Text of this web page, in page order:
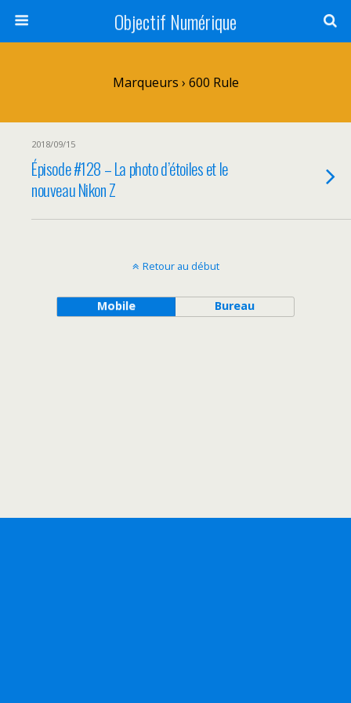
Objectif Numérique
Marqueurs › 600 Rule
2018/09/15
Épisode #128 – La photo d’étoiles et le
nouveau Nikon Z
Retour au début
Mobile Bureau